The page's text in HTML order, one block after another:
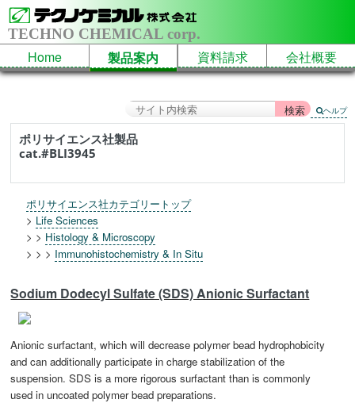
TECHNO CHEMICAL corp.
Home 製品案内 資料請求 会社概要
ヘルプ
ポリサイエンス社製品
cat.#BLI3945
ポリサイエンス社カテゴリートップ
> Life Sciences
> > Histology & Microscopy
> > > Immunohistochemistry & In Situ
Sodium Dodecyl Sulfate (SDS) Anionic Surfactant
Anionic surfactant, which will decrease polymer bead hydrophobicity
and can additionally participate in charge stabilization of the
suspension. SDS is a more rigorous surfactant than is commonly
used in uncoated polymer bead preparations.